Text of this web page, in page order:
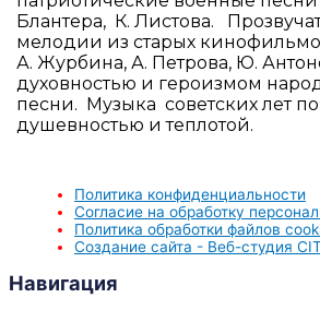
Блантера, К. Листова.
мелодии из старых
А. Журбина,А. Петрова, Ю.
духовностью и героизмом
песни. Музыка советских лет
душевностью и теплотой.
Политика конфиденциальности
Согласие на обработку
Политика обработки файлов
Создание сайта - Веб-студия
Навигация